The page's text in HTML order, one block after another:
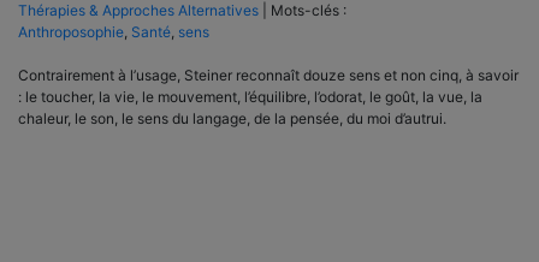
Thérapies & Approches Alternatives
Mots-clés :
Anthroposophie, Santé, sens
Contrairement à l’usage, Steiner reconnaît douze sens et non cinq, à savoir
: le toucher, la vie, le mouvement, l’équilibre, l’odorat, le goût, la vue, la
chaleur, le son, le sens du langage, de la pensée, du moi d’autrui.